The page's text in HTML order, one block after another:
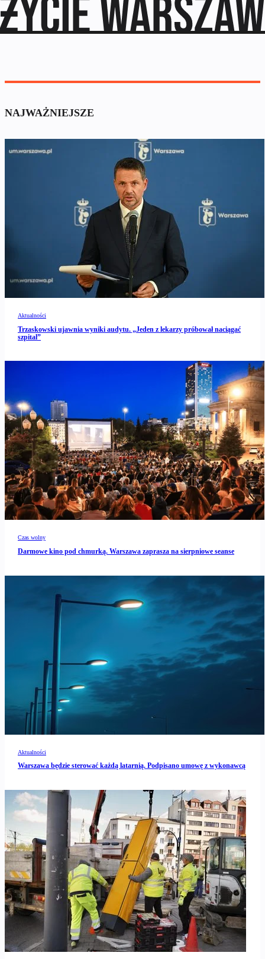
NAJWAŻNIEJSZE
Aktualności
Trzaskowski ujawnia wyniki audytu. „Jeden z lekarzy próbował naciągać
szpital”
Czas wolny
Darmowe kino pod chmurką. Warszawa zaprasza na sierpniowe seanse
Aktualności
Warszawa będzie sterować każdą latarnią. Podpisano umowę z wykonawcą